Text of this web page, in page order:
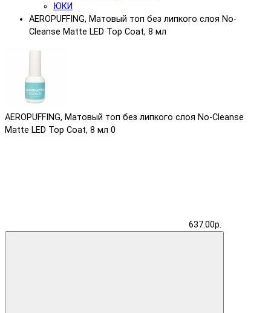
ЮКИ
AEROPUFFING, Матовый топ без липкого слоя No-
Cleanse Matte LED Top Coat, 8 мл
AEROPUFFING, Матовый топ без липкого слоя No-Cleanse
Matte LED Top Coat, 8 мл 0
637.00р.